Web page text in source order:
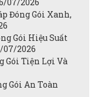
Đóng Gói Xanh,
Gói Hiệu Suất
07/2026
Gói Tiện Lợi Và
Gói An Toàn